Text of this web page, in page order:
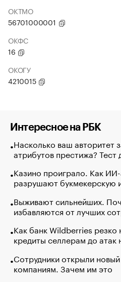
ОКТМО
56701000001
ОКФС
16
ОКОГУ
4210015
Интересное на РБК
Насколько ваш авторитет
атрибутов престижа? Тест
Казино проиграло. Как
разрушают букмекерскую
Выживают сильнейших.
избавляются от лучших
Как банк Wildberries резко
кредиты селлерам до атак
Сотрудники открыли
компаниям. Зачем им это